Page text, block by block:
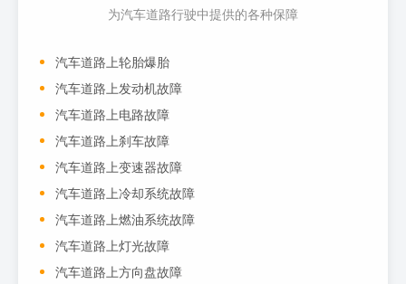
为汽车道路行驶中提供的各种保障
汽车道路上轮胎爆胎
汽车道路上发动机故障
汽车道路上电路故障
汽车道路上刹车故障
汽车道路上变速器故障
汽车道路上冷却系统故障
汽车道路上燃油系统故障
汽车道路上灯光故障
汽车道路上方向盘故障